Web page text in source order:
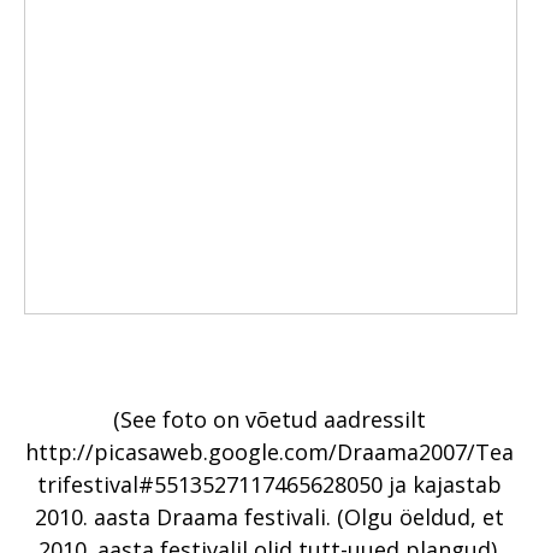
(See foto on võetud aadressilt
http://picasaweb.google.com/Draama2007/Tea
trifestival#5513527117465628050 ja kajastab
2010. aasta Draama festivali. (Olgu öeldud, et